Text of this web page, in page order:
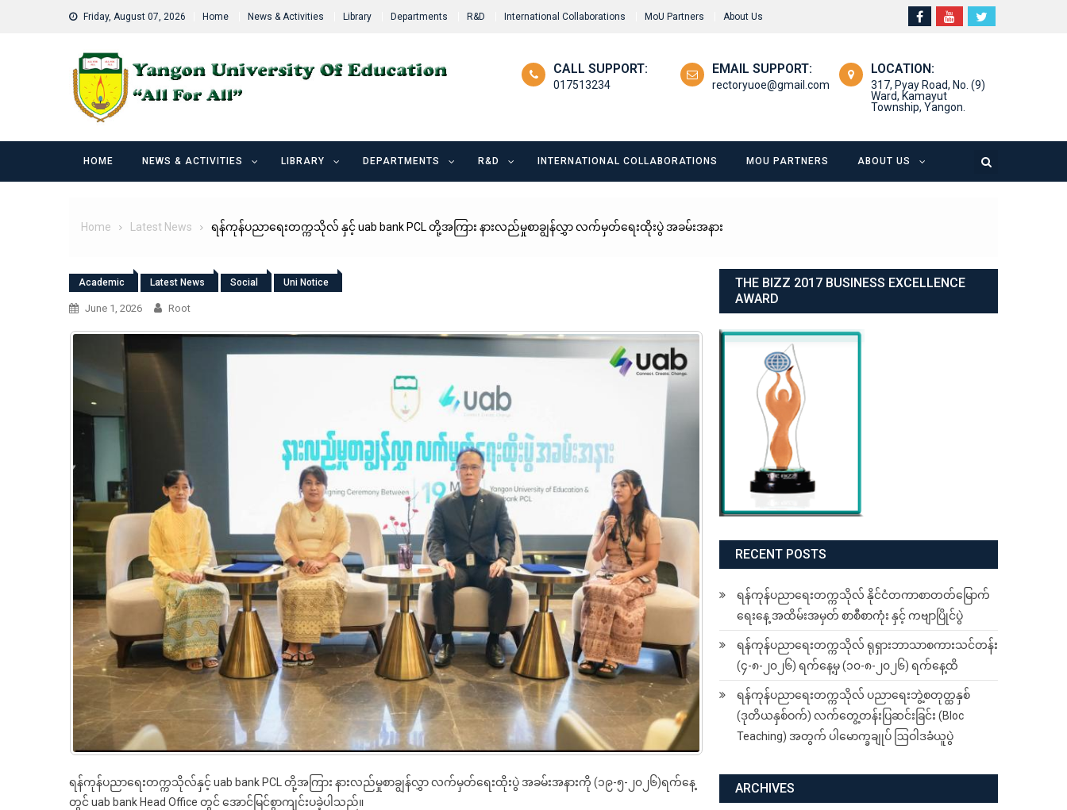
Friday, August 07, 2026 Home News & Activities Library Departments R&D International Collaborations MoU Partners About Us
CALL SUPPORT:
017513234
EMAIL SUPPORT:
rectoryuoe@gmail.com
LOCATION:
317, Pyay Road, No. (9)
Ward, Kamayut
Township, Yangon.
HOME NEWS & ACTIVITIES LIBRARY DEPARTMENTS R&D INTERNATIONAL COLLABORATIONS MOU PARTNERS ABOUT US
Home Latest News ရန်ကုန်ပညာရေးတက္ကသိုလ် နှင့် uab bank PCL တို့အကြား နားလည်မှုစာချွန်လွှာ လက်မှတ်ရေးထိုးပွဲ အခမ်းအနား
Academic Latest News Social Uni Notice
June 1, 2026 Root
ရန်ကုန်ပညာရေးတက္ကသိုလ်နှင့် uab bank PCL တို့အကြား နားလည်မှုစာချွန်လွှာ လက်မှတ်ရေးထိုးပွဲ အခမ်းအနားကို (၁၉-၅-၂၀၂၆)ရက်နေ့
တွင် uab bank Head Office တွင် အောင်မြင်စွာကျင်းပခဲ့ပါသည်။
THE BIZZ 2017 BUSINESS EXCELLENCE
AWARD
RECENT POSTS
ရန်ကုန်ပညာရေးတက္ကသိုလ် နိုင်ငံတကာစာတတ်မြောက်
ရေးနေ့ အထိမ်းအမှတ် စာစီစာကုံး နှင့် ကဗျာပြိုင်ပွဲ
ရန်ကုန်ပညာရေးတက္ကသိုလ် ရုရှားဘာသာစကားသင်တန်း
(၄-၈-၂၀၂၆) ရက်နေ့မှ (၁၀-၈-၂၀၂၆) ရက်နေ့ထိ
ရန်ကုန်ပညာရေးတက္ကသိုလ် ပညာရေးဘွဲ့စတုတ္ထနှစ်
(ဒုတိယနှစ်ဝက်) လက်တွေ့တန်းပြဆင်းခြင်း (Bloc
Teaching) အတွက် ပါမောက္ခချုပ် ဩဝါဒခံယူပွဲ
ARCHIVES